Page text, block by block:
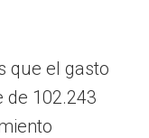
que el gasto
de 102.243